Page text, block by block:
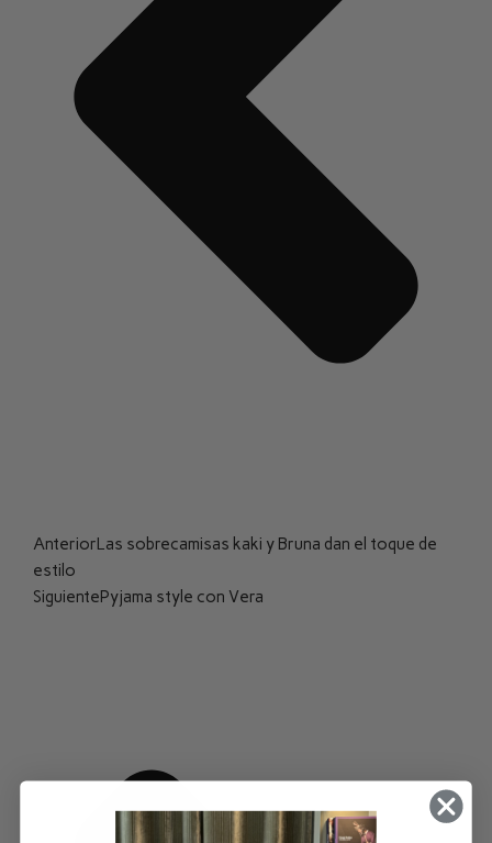
AnteriorLas sobrecamisas kaki y Bruna dan el toque de
estilo
SiguientePyjama style con Vera